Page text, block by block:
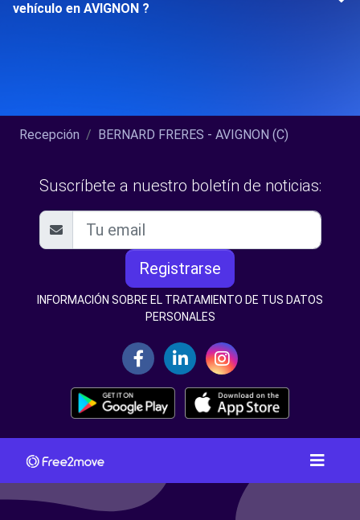
vehículo en AVIGNON ?
Recepción BERNARD FRERES - AVIGNON (C)
Suscríbete a nuestro boletín de noticias:
Registrarse
INFORMACIÓN SOBRE EL TRATAMIENTO DE TUS DATOS
PERSONALES